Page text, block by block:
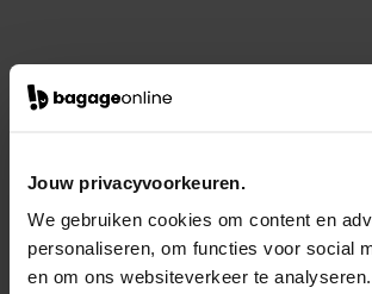
Jouw privacyvoorkeuren.
We gebruiken cookies om content en
personaliseren, om functies voor social
en om ons websiteverkeer te